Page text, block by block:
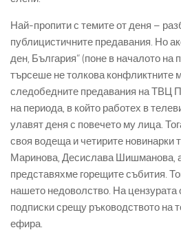
Най-пропити с темите от деня –
публицистичните предавания. Но
ден, България“ (поне в началото на
търсеше не толкова конфликтните
следобедните предавания на ТВЦ
на периода, в който работех в
улавят деня с повечето му лица.
своя водеща и четирите новинарки
Маринова, Десислава Шишманова,
представяхме горещите събития.
нашето недоволство. На цензурата
подписки срещу ръководството на
ефира.